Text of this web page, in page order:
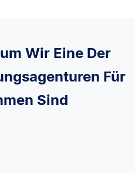
Wir Eine Der
Für
Sind